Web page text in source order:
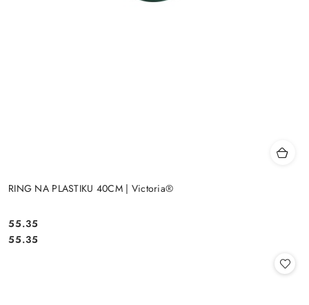
RING NA PLASTIKU 40CM | Victoria®
Cena:
55.35
Cena:
55.35